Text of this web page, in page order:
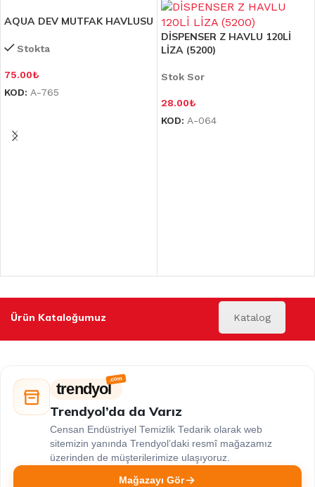
AQUA DEV MUTFAK HAVLUSU
Stokta
75.00₺
KOD: A-765
DİSPENSER Z HAVLU 120Lİ
LİZA (5200)
Stok Sor
28.00₺
KOD: A-064
Ürün Kataloğumuz Katalog
trendyol
Trendyol’da da Varız
Censan Endüstriyel Temizlik Tedarik olarak web
sitemizin yanında Trendyol’daki resmî mağazamız
üzerinden de müşterilerimize ulaşıyoruz.
Mağazayı Gör